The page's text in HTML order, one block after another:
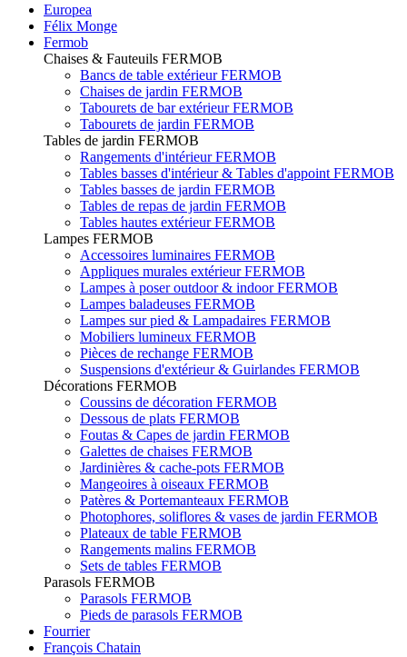
Europea
Félix Monge
Fermob
Chaises & Fauteuils FERMOB
Bancs de table extérieur FERMOB
Chaises de jardin FERMOB
Tabourets de bar extérieur FERMOB
Tabourets de jardin FERMOB
Tables de jardin FERMOB
Rangements d'intérieur FERMOB
Tables basses d'intérieur & Tables d'appoint FERMOB
Tables basses de jardin FERMOB
Tables de repas de jardin FERMOB
Tables hautes extérieur FERMOB
Lampes FERMOB
Accessoires luminaires FERMOB
Appliques murales extérieur FERMOB
Lampes à poser outdoor & indoor FERMOB
Lampes baladeuses FERMOB
Lampes sur pied & Lampadaires FERMOB
Mobiliers lumineux FERMOB
Pièces de rechange FERMOB
Suspensions d'extérieur & Guirlandes FERMOB
Décorations FERMOB
Coussins de décoration FERMOB
Dessous de plats FERMOB
Foutas & Capes de jardin FERMOB
Galettes de chaises FERMOB
Jardinières & cache-pots FERMOB
Mangeoires à oiseaux FERMOB
Patères & Portemanteaux FERMOB
Photophores, soliflores & vases de jardin FERMOB
Plateaux de table FERMOB
Rangements malins FERMOB
Sets de tables FERMOB
Parasols FERMOB
Parasols FERMOB
Pieds de parasols FERMOB
Fourrier
François Chatain